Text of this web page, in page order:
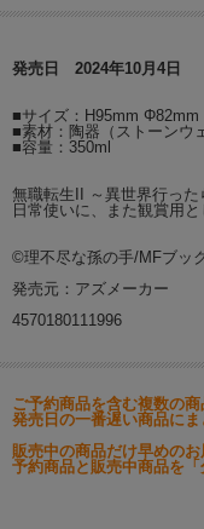
発売日 2024年10月4日
■サイズ：H95mm Φ82mm
■素材：陶器（ストーンウ
■容量：350ml
無職転生II ～異世界行っ
日常使いに、また観賞用と
©理不尽な孫の手/MFブッ
発売元：アズメーカー
4570180111996
ご予約商品を含む複数の
発売日の一番遅い商品にま
販売中の商品だけ早めのお
予約商品と販売中商品を「